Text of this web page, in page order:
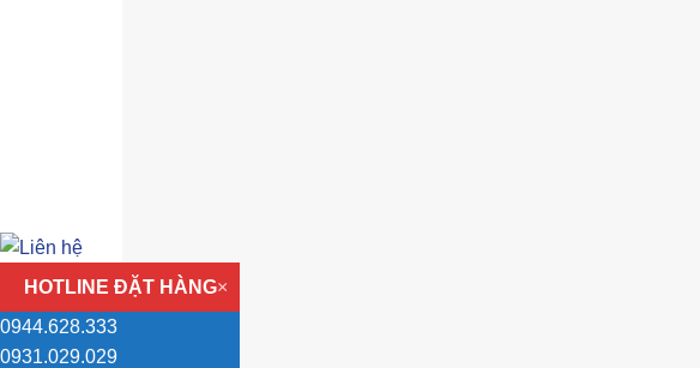
HOTLINE ĐẶT HÀNG×
0944.628.333
0931.029.029